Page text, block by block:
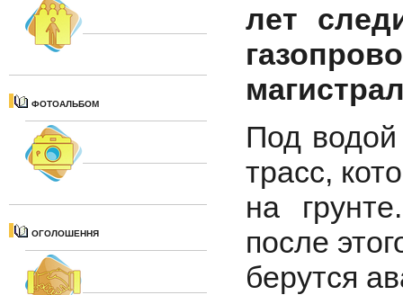
ФОТОАЛЬБОМ
ОГОЛОШЕННЯ
лет
Под водой
трасс,
на
после
берутся